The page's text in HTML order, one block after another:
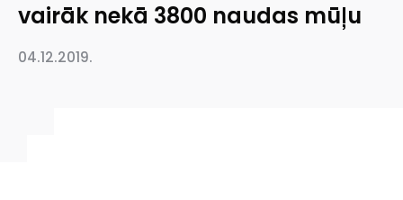
vairāk nekā 3800 naudas mūļu
04.12.2019.